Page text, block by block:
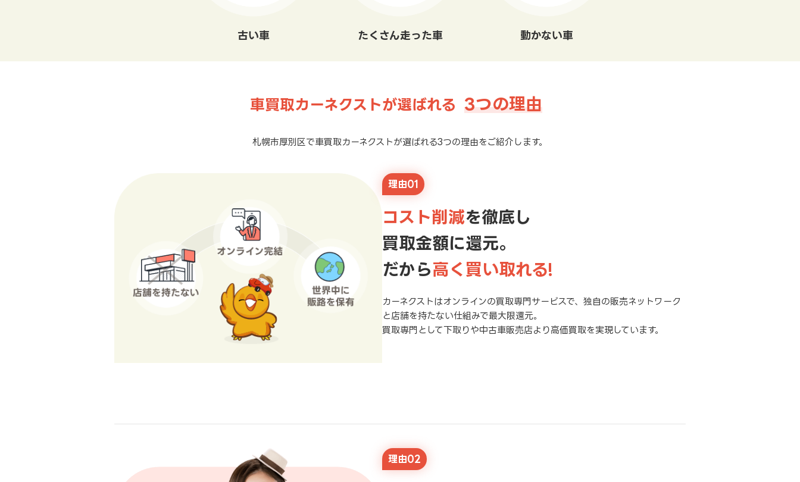
古い車 たくさん走った車 動かない車
車買取カーネクストが選ばれる 3つの理由
札幌市厚別区で車買取カーネクストが選ばれる3つの理由をご紹介します。
理由01
コスト削減を徹底し
買取金額に還元。
だから高く買い取れる!
カーネクストはオンラインの買取専門サービスで、独自の販売ネットワーク
と店舗を持たない仕組みで最大限還元。
買取専門として下取りや中古車販売店より高価買取を実現しています。
理由02